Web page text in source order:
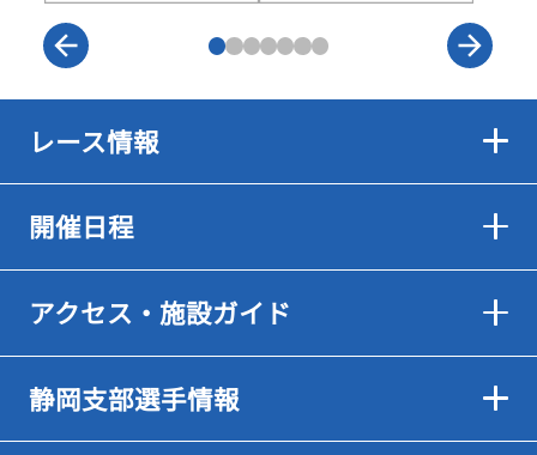
レース情報
開催日程
アクセス・施設ガイド
静岡支部選手情報